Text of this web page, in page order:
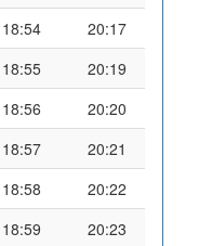
18:54
20:17
18:55
20:19
18:56
20:20
18:57
20:21
18:58
20:22
18:59
20:23